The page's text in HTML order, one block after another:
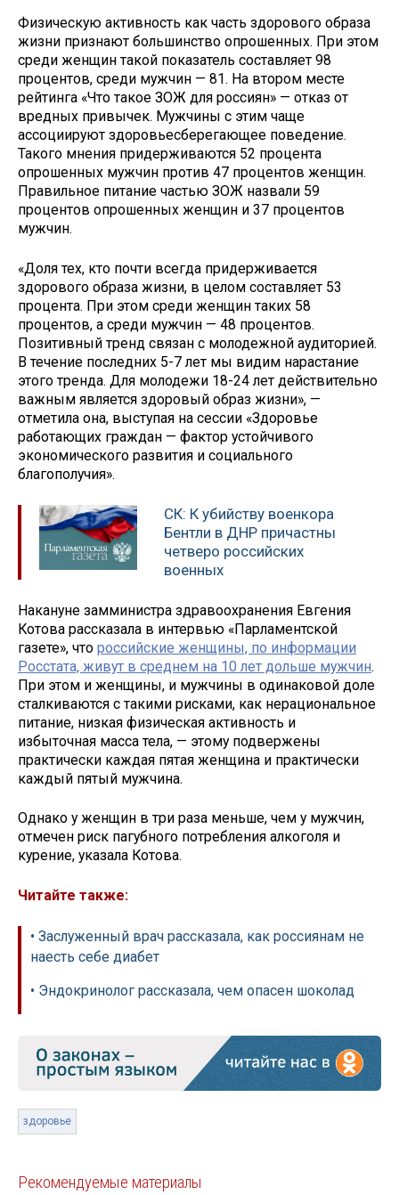
Физическую активность как часть здорового образа
жизни признают большинство опрошенных. При этом
среди женщин такой показатель составляет 98
процентов, среди мужчин — 81. На втором месте
рейтинга «Что такое ЗОЖ для россиян» — отказ от
вредных привычек. Мужчины с этим чаще
ассоциируют здоровьесберегающее поведение.
Такого мнения придерживаются 52 процента
опрошенных мужчин против 47 процентов женщин.
Правильное питание частью ЗОЖ назвали 59
процентов опрошенных женщин и 37 процентов
мужчин.
«Доля тех, кто почти всегда придерживается
здорового образа жизни, в целом составляет 53
процента. При этом среди женщин таких 58
процентов, а среди мужчин — 48 процентов.
Позитивный тренд связан с молодежной аудиторией.
В течение последних 5-7 лет мы видим нарастание
этого тренда. Для молодежи 18-24 лет действительно
важным является здоровый образ жизни», —
отметила она, выступая на сессии «Здоровье
работающих граждан — фактор устойчивого
экономического развития и социального
благополучия».
СК: К убийству военкора
Бентли в ДНР причастны
четверо российских
военных
Накануне замминистра здравоохранения Евгения
Котова рассказала в интервью «Парламентской
газете», что российские женщины, по информации
Росстата, живут в среднем на 10 лет дольше мужчин.
При этом и женщины, и мужчины в одинаковой доле
сталкиваются с такими рисками, как нерациональное
питание, низкая физическая активность и
избыточная масса тела, — этому подвержены
практически каждая пятая женщина и практически
каждый пятый мужчина.
Однако у женщин в три раза меньше, чем у мужчин,
отмечен риск пагубного потребления алкоголя и
курение, указала Котова.
Читайте также:
• Заслуженный врач рассказала, как россиянам не
наесть себе диабет
• Эндокринолог рассказала, чем опасен шоколад
здоровье
Рекомендуемые материалы